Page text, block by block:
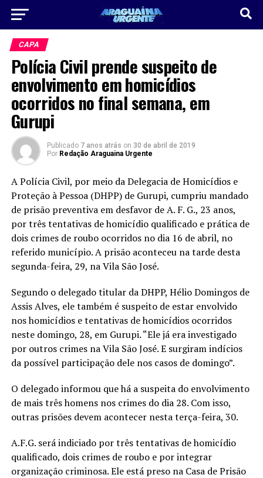
CAPA
Polícia Civil prende suspeito de
envolvimento em homicídios
ocorridos no final semana, em
Gurupi
Publicado 7 anos atrás on 30 de abril de 2019
Por Redação Araguaina Urgente
A Polícia Civil, por meio da Delegacia de Homicídios e
Proteção à Pessoa (DHPP) de Gurupi, cumpriu mandado
de prisão preventiva em desfavor de A. F. G., 23 anos,
por três tentativas de homicídio qualificado e prática de
dois crimes de roubo ocorridos no dia 16 de abril, no
referido município. A prisão aconteceu na tarde desta
segunda-feira, 29, na Vila São José.
Segundo o delegado titular da DHPP, Hélio Domingos de
Assis Alves, ele também é suspeito de estar envolvido
nos homicídios e tentativas de homicídios ocorridos
neste domingo, 28, em Gurupi. “Ele já era investigado
por outros crimes na Vila São José. E surgiram indícios
da possível participação dele nos casos de domingo”.
O delegado informou que há a suspeita do envolvimento
de mais três homens nos crimes do dia 28. Com isso,
outras prisões devem acontecer nesta terça-feira, 30.
A.F.G. será indiciado por três tentativas de homicídio
qualificado, dois crimes de roubo e por integrar
organização criminosa. Ele está preso na Casa de Prisão